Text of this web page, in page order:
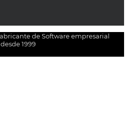
de Software empresarial
desde 1999